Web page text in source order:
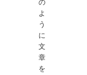
よ
う
に
文
章
を